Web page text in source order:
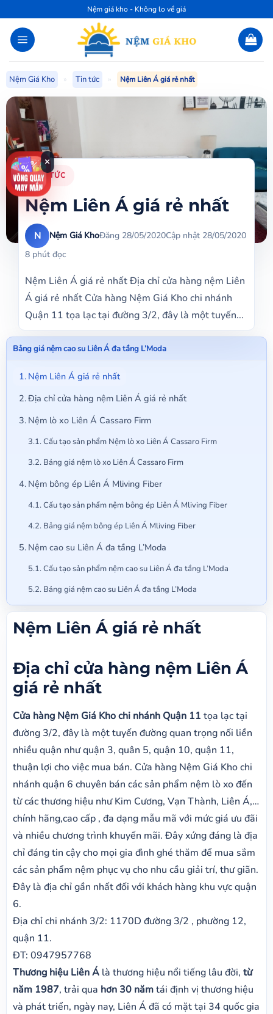
qua
nội
dung
Nệm giá kho - Không lo về giá
Nệm Giá Kho » Tin tức » Nệm Liên Á giá rẻ nhất
TIN TỨC
Nệm Liên Á giá rẻ nhất
N Nệm Giá KhoĐăng 28/05/2020Cập nhật 28/05/2020
8 phút đọc
Nệm Liên Á giá rẻ nhất Địa chỉ cửa hàng nệm Liên
Á giá rẻ nhất Cửa hàng Nệm Giá Kho chi nhánh
Quận 11 tọa lạc tại đường 3/2, đây là một tuyến...
Bảng giá nệm cao su Liên Á đa tầng L’Moda
Nệm Liên Á giá rẻ nhất
Địa chỉ cửa hàng nệm Liên Á giá rẻ nhất
Nệm lò xo Liên Á Cassaro Firm
Cấu tạo sản phẩm Nệm lò xo Liên Á Cassaro Firm
Bảng giá nệm lò xo Liên Á Cassaro Firm
Nệm bông ép Liên Á Mliving Fiber
Cấu tạo sản phẩm nệm bông ép Liên Á Mliving Fiber
Bảng giá nệm bông ép Liên Á Mliving Fiber
Nệm cao su Liên Á đa tầng L’Moda
Cấu tạo sản phẩm nệm cao su Liên Á đa tầng L’Moda
Bảng giá nệm cao su Liên Á đa tầng L’Moda
Nệm Liên Á giá rẻ nhất
Địa chỉ cửa hàng nệm Liên Á
giá rẻ nhất
Cửa hàng Nệm Giá Kho chi nhánh Quận 11 tọa lạc tại
đường 3/2, đây là một tuyến đường quan trọng nối liền
nhiều quận như quận 3, quân 5, quận 10, quận 11,
thuận lợi cho việc mua bán. Cửa hàng Nệm Giá Kho chi
nhánh quận 6 chuyên bán các sản phẩm nệm lò xo đến
từ các thương hiệu như Kim Cương, Vạn Thành, Liên Á,…
chính hãng,cao cấp , đa dạng mẫu mã với mức giá ưu đãi
và nhiều chương trình khuyến mãi. Đây xứng đáng là địa
chỉ đáng tin cậy cho mọi gia đình ghé thăm để mua sắm
các sản phẩm nệm phục vụ cho nhu cầu giải trí, thư giãn.
Đây là địa chỉ gần nhất đối với khách hàng khu vực quận
6.
Địa chỉ chi nhánh 3/2: 1170D đường 3/2 , phường 12,
quận 11.
ĐT: 0947957768
Thương hiệu Liên Á là thương hiệu nổi tiếng lâu đời, từ
năm 1987, trải qua hơn 30 nămtái định vị thương hiệu
và phát triển, ngày nay, Liên Á đã có mặt tại 34 quốc gia
×